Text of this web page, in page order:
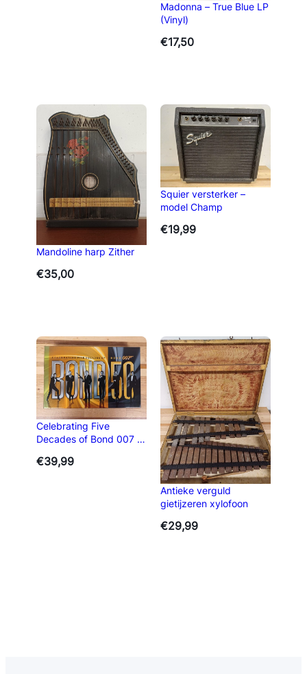
Madonna – True Blue LP
(Vinyl)
€17,50
Mandoline harp Zither
€35,00
Squier versterker –
model Champ
€19,99
Celebrating Five
Decades of Bond 007 –
€39,99
Antieke verguld
gietijzeren xylofoon
€29,99